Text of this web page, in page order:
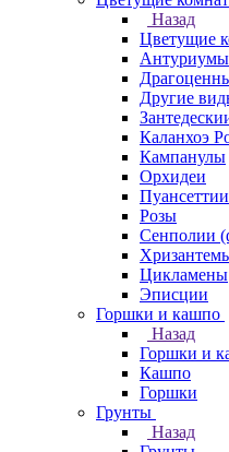
Назад
Цветущие
Антуриумы
Другие
Каланхоэ
Кампанулы
Орхидеи
Пуансеттии
Розы
Сенполии
Цикламены
Эписции
Горшки и кашпо
Назад
Горшки и
Кашпо
Горшки
Грунты
Назад